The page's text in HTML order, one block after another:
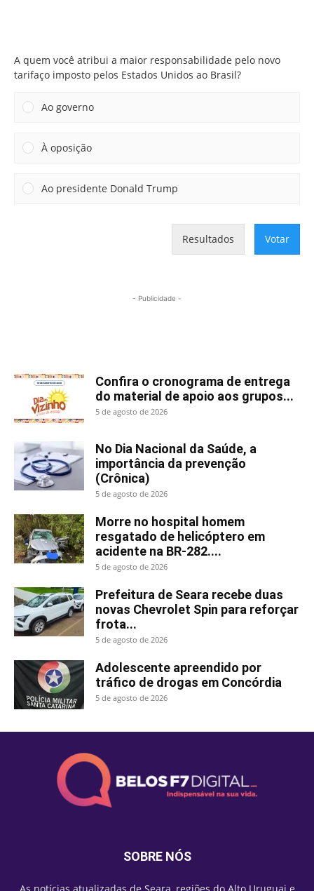
A quem você atribui a maior responsabilidade pelo novo
tarifaço imposto pelos Estados Unidos ao Brasil?
Ao governo
À oposição
Ao presidente Donald Trump
Resultados Votar
- Publicidade -
Confira o cronograma de entrega
do material de apoio aos grupos...
5 de agosto de 2026
No Dia Nacional da Saúde, a
importância da prevenção
(Crônica)
5 de agosto de 2026
Morre no hospital homem
resgatado de helicóptero em
acidente na BR-282....
5 de agosto de 2026
Prefeitura de Seara recebe duas
novas Chevrolet Spin para reforçar
frota...
5 de agosto de 2026
Adolescente apreendido por
tráfico de drogas em Concórdia
5 de agosto de 2026
SOBRE NÓS